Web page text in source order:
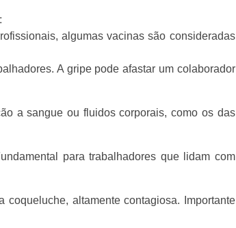
:
algumas vacinas são consideradas
A gripe pode afastar um colaborador
a sangue ou fluidos corporais, como os das
para trabalhadores que lidam com
coqueluche, altamente contagiosa. Importante